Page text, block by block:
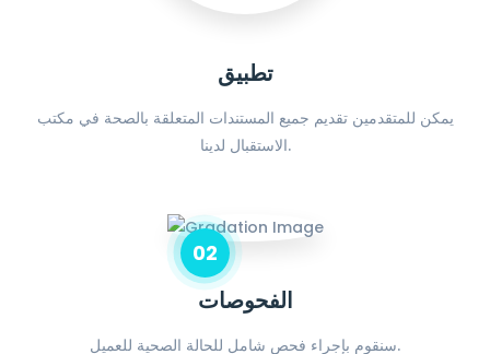
تطبيق
يمكن للمتقدمين تقديم جميع المستندات المتعلقة بالصحة في مكتب
الاستقبال لدينا.
02
الفحوصات
سنقوم بإجراء فحص شامل للحالة الصحية للعميل.